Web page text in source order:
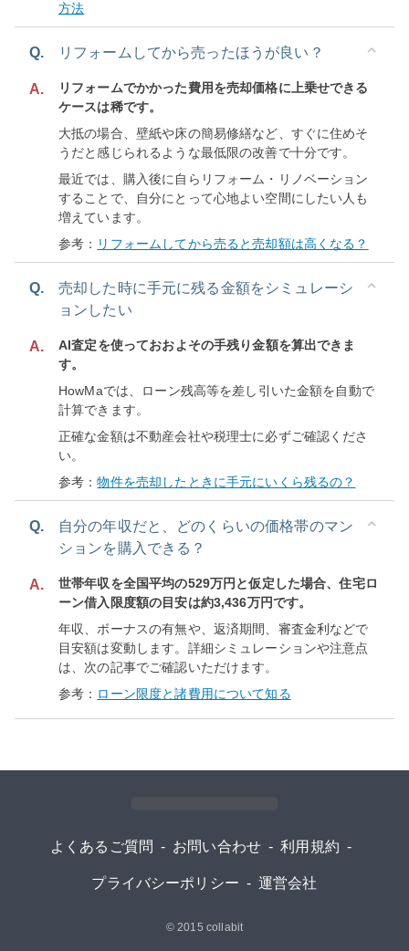
方法
Q. リフォームしてから売ったほうが良い？
A.
リフォームでかかった費用を売却価格に上乗せできる
ケースは稀です。
大抵の場合、壁紙や床の簡易修繕など、すぐに住めそ
うだと感じられるような最低限の改善で十分です。
最近では、購入後に自らリフォーム・リノベーション
することで、自分にとって心地よい空間にしたい人も
増えています。
参考： リフォームしてから売ると売却額は高くなる？
Q.
売却した時に手元に残る金額をシミュレーシ
ョンしたい
A.
AI査定を使っておおよその手残り金額を算出できま
す。
HowMaでは、ローン残高等を差し引いた金額を自動で
計算できます。
正確な金額は不動産会社や税理士に必ずご確認くださ
い。
参考：物件を売却したときに手元にいくら残るの？
Q.
自分の年収だと、どのくらいの価格帯のマン
ションを購入できる？
A.
世帯年収を全国平均の529万円と仮定した場合、住宅ロ
ーン借入限度額の目安は約3,436万円です。
年収、ボーナスの有無や、返済期間、審査金利などで
目安額は変動します。詳細シミュレーションや注意点
は、次の記事でご確認いただけます。
参考： ローン限度と諸費用について知る
よくあるご質問 - お問い合わせ - 利用規約 -
プライバシーポリシー - 運営会社
© 2015 collabit